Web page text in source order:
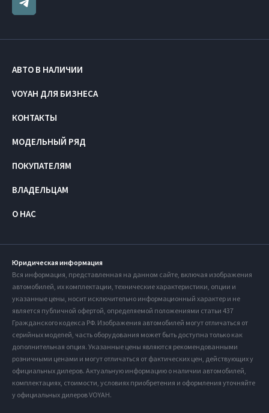
АВТО В НАЛИЧИИ
VOYAH ДЛЯ БИЗНЕСА
КОНТАКТЫ
МОДЕЛЬНЫЙ РЯД
ПОКУПАТЕЛЯМ
ВЛАДЕЛЬЦАМ
О НАС
Юридическая информация
Вся информация, представленная на данном сайте, включая изображения
автомобилей, их комплектации, технические характеристики, опции и
указанные цены, носит исключительно информационный характер и не
является публичной офертой, определяемой положениями статьи 437
Гражданского кодекса РФ. Изображения автомобилей могут отличаться от
серийных моделей, часть оборудования может быть доступна только как
дополнительная опция. Указанные цены являются рекомендованными
розничными ценами и могут отличаться от фактических цен, действующих у
официальных дилеров. Актуальную информацию о наличии автомобилей,
комплектациях, стоимости, условиях приобретения и оформления уточняйте
у официальных дилеров VOYAH.